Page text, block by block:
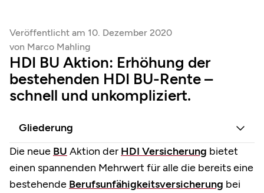
Veröffentlicht am 10. Dezember 2020
von Marco Mahling
HDI BU Aktion: Erhöhung der
bestehenden HDI BU-Rente –
schnell und unkompliziert.
Gliederung
Die neue BU Aktion der HDI Versicherung bietet
einen spannenden Mehrwert für alle die bereits eine
bestehende Berufsunfähigkeitsversicherung bei